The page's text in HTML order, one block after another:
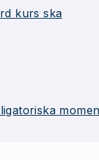
kurs ska